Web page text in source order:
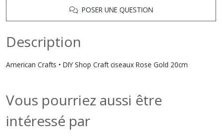
POSER UNE QUESTION
Description
American Crafts • DIY Shop Craft ciseaux Rose Gold 20cm
Vous pourriez aussi être
intéressé par